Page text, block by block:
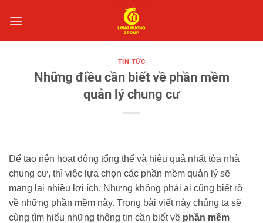
qua
TIN TỨC
Những điều cần biết về phần mềm
quản lý chung cư
Để tạo nên hoạt động tổng thể và hiệu quả nhất tòa nhà
chung cư, thì việc lựa chọn các phần mềm quản lý sẽ
mang lại nhiều lợi ích. Nhưng không phải ai cũng biết rõ
về những phần mềm này. Trong bài viết này chúng ta sẽ
cùng tìm hiểu những thông tin cần biết về phần mềm